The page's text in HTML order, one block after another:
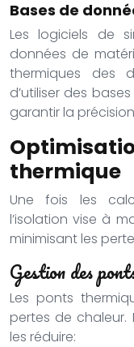
Bases de
Les logiciels de
données de
thermiques des
d’utiliser des
garantir la
thermique
Une fois les
l’isolation vise à
minimisant les
Gestion des
Les ponts
pertes de chaleur.
les réduire: